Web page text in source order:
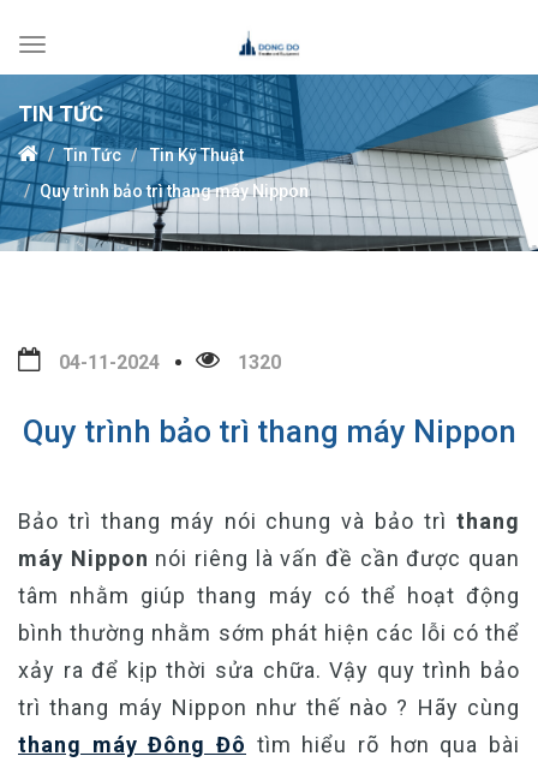
Toggle
navigation
TIN TỨC
Tin Tức
Tin Kỹ Thuật
Quy trình bảo trì thang máy Nippon
04-11-2024 1320
Quy trình bảo trì thang máy Nippon
Bảo trì thang máy nói chung và bảo trì thang
máy Nippon nói riêng là vấn đề cần được quan
tâm nhằm giúp thang máy có thể hoạt động
bình thường nhằm sớm phát hiện các lỗi có thể
xảy ra để kịp thời sửa chữa. Vậy quy trình bảo
trì thang máy Nippon như thế nào ? Hãy cùng
thang máy Đông Đô tìm hiểu rõ hơn qua bài